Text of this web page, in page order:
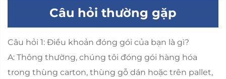
Câu hỏi thường gặp
Câu hỏi 1: Điều khoản đóng gói của bạn là gì?
A: Thông thường, chúng tôi đóng gói hàng hóa
trong thùng carton, thùng gỗ dán hoặc trên pallet,